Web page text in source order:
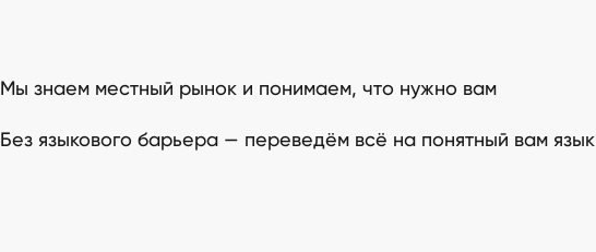
Мы знаем местный рынок и понимаем, что нужно вам
Без языкового барьера — переведём всё на понятный вам язык